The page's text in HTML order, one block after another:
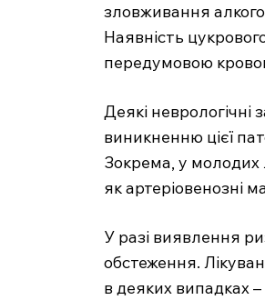
зловживання
Наявність
передумовою
Деякі
виникненню цієї
Зокрема, у молодих
як артеріовенозні
У разі виявлення
обстеження.
в деяких випадках